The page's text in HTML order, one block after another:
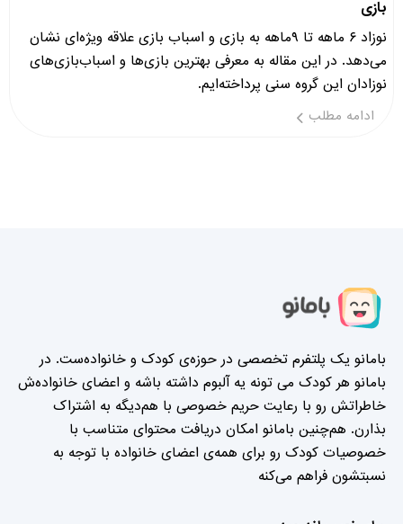
بازی
نوزاد ۶ ماهه تا ۹ماهه به بازی و اسباب بازی علاقه ویژه‌ای نشان
می‌دهد. در این مقاله به معرفی بهترین بازی‌ها و اسباب‌بازی‌های
نوزادان این گروه سنی پرداخته‌ایم.
ادامه مطلب
بامانو یک پلتفرم تخصصی در حوزه‌ی کودک و خانواده‌ست. در
بامانو هر کودک می تونه یه آلبوم داشته باشه و اعضای خانواده‌ش
خاطراتش رو با رعایت حریم خصوصی با هم‌دیگه به اشتراک
بذارن. هم‌چنین بامانو امکان دریافت محتوای متناسب با
خصوصیات کودک رو برای همه‌ی اعضای خانواده با توجه به
نسبتشون فراهم می‌کنه